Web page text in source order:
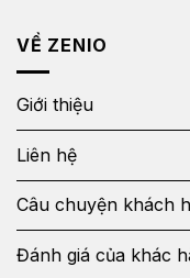
VỀ ZENIO
Giới thiệu
Liên hệ
Câu chuyện khách
Đánh giá của khác